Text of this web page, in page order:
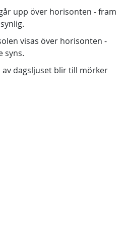
upp över horisonten - fram
visas över horisonten -
syns.
dagsljuset blir till mörker